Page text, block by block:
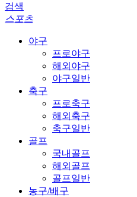
검색
스포츠
야구
프로야구
해외야구
야구일반
축구
프로축구
해외축구
축구일반
골프
국내골프
해외골프
골프일반
농구/배구